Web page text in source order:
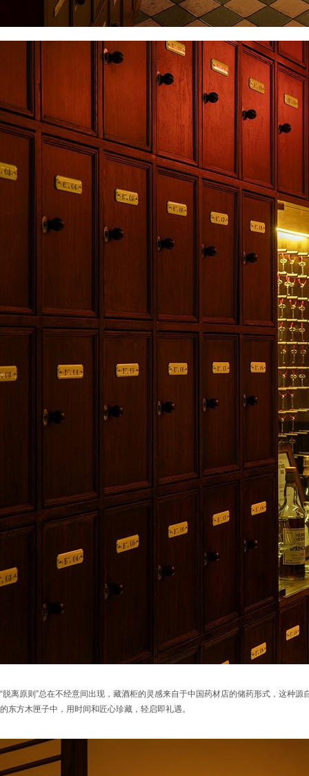
“脱离原则”总在不经意间出现，藏酒柜的灵感来自于中国药材店的储药形式，这种
的东方木匣子中，用时间和匠心珍藏，轻启即礼遇。